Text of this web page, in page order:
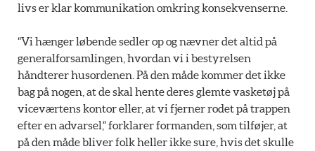
livs er klar kommunikation omkring konsekvenserne.
“Vi hænger løbende sedler op og nævner det altid på
generalforsamlingen, hvordan vi i bestyrelsen
håndterer husordenen. På den måde kommer det ikke
bag på nogen, at de skal hente deres glemte vasketøj på
viceværtens kontor eller, at vi fjerner rodet på trappen
efter en advarsel,“ forklarer formanden, som tilføjer, at
på den måde bliver folk heller ikke sure, hvis det skulle